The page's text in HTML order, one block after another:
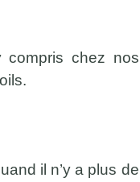
compris chez nos
il n’y a plus de